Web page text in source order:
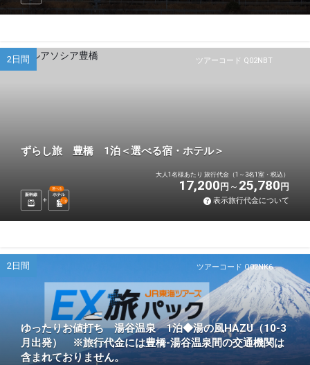
ツアーコード Q02NBT
2日間
ずらし旅 豊橋 1泊＜選べる宿・ホテル＞
新幹線 ホテル
選べる
1 泊
大人1名様あたり 旅行代金（1～3名1室・税込）
17,200 円 25,780 円
表示旅行代金について
ツアーコード Q02NK6
2日間
ゆったりお値打ち 湯谷温泉 1泊◆湯の風HAZU（10-3
月出発） ※旅行代金には豊橋-湯谷温泉間の交通機関は
含まれておりません。